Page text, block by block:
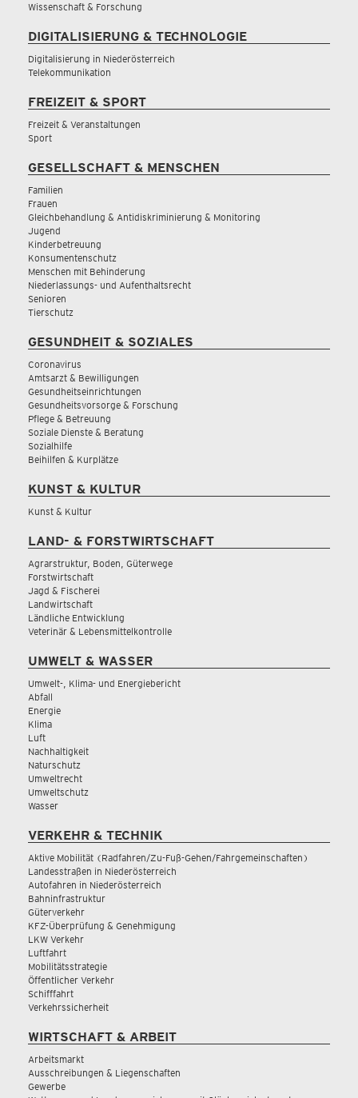
Wissenschaft & Forschung
DIGITALISIERUNG & TECHNOLOGIE
Digitalisierung in Niederösterreich
Telekommunikation
FREIZEIT & SPORT
Freizeit & Veranstaltungen
Sport
GESELLSCHAFT & MENSCHEN
Familien
Frauen
Gleichbehandlung & Antidiskriminierung & Monitoring
Jugend
Kinderbetreuung
Konsumentenschutz
Menschen mit Behinderung
Niederlassungs- und Aufenthaltsrecht
Senioren
Tierschutz
GESUNDHEIT & SOZIALES
Coronavirus
Amtsarzt & Bewilligungen
Gesundheitseinrichtungen
Gesundheitsvorsorge & Forschung
Pflege & Betreuung
Soziale Dienste & Beratung
Sozialhilfe
Beihilfen & Kurplätze
KUNST & KULTUR
Kunst & Kultur
LAND- & FORSTWIRTSCHAFT
Agrarstruktur, Boden, Güterwege
Forstwirtschaft
Jagd & Fischerei
Landwirtschaft
Ländliche Entwicklung
Veterinär & Lebensmittelkontrolle
UMWELT & WASSER
Umwelt-, Klima- und Energiebericht
Abfall
Energie
Klima
Luft
Nachhaltigkeit
Naturschutz
Umweltrecht
Umweltschutz
Wasser
VERKEHR & TECHNIK
Aktive Mobilität (Radfahren/Zu-Fuß-Gehen/Fahrgemeinschaften)
Landesstraßen in Niederösterreich
Autofahren in Niederösterreich
Bahninfrastruktur
Güterverkehr
KFZ-Überprüfung & Genehmigung
LKW Verkehr
Luftfahrt
Mobilitätsstrategie
Öffentlicher Verkehr
Schifffahrt
Verkehrssicherheit
WIRTSCHAFT & ARBEIT
Arbeitsmarkt
Ausschreibungen & Liegenschaften
Gewerbe